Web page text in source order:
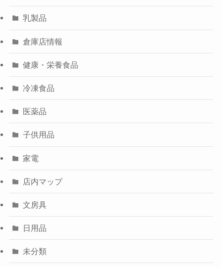
乳製品
倉庫店情報
健康・栄養食品
冷凍食品
医薬品
子供用品
家電
店内マップ
文房具
日用品
未分類